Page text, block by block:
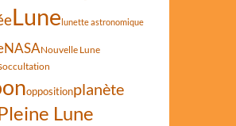
Lunelunette astronomique
NASANouvelle Lune
occultation
oppositionplanète
Lune